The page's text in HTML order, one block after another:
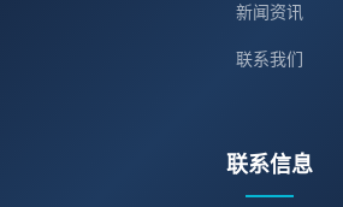
新闻资讯
联系我们
联系信息